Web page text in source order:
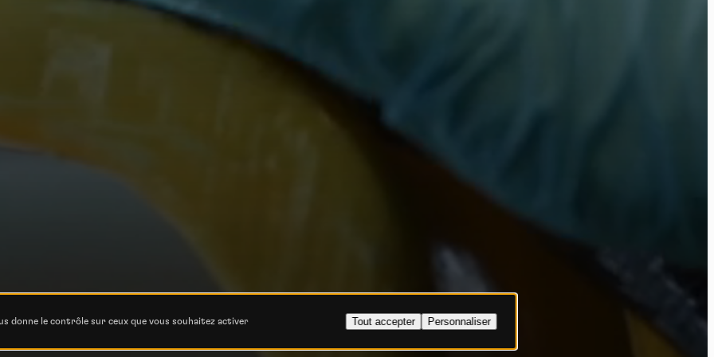
donne le contrôle sur ceux que vous souhaitez activer Tout accepter Personnaliser